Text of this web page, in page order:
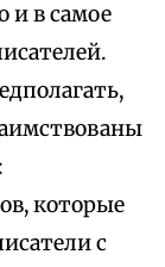
и в самое
которые
с